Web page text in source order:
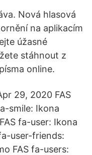
Nová hlasová
na aplikacím
úžasné
stáhnout z
online.
29, 2020 FAS
smile: Ikona
fa-user: Ikona
user-friends:
FAS fa-users: